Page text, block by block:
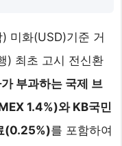
미화(USD)기준 거
) 최초 고시 전신환
부과하는 국제 브
1.4%)와 KB국민
(0.25%)를 포함하여